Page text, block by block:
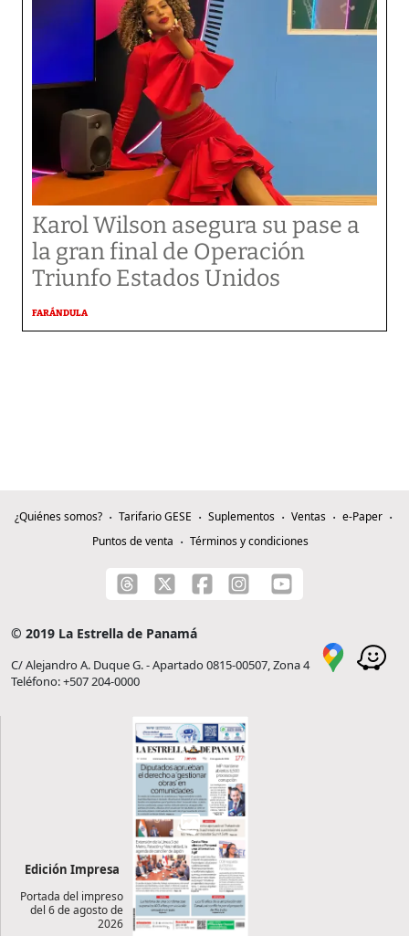
Karol Wilson asegura su pase a
la gran final de Operación
Triunfo Estados Unidos
FARÁNDULA
¿Quiénes somos? Tarifario GESE Suplementos Ventas
e-Paper
Puntos de venta
Términos y condiciones
© 2019 La Estrella de Panamá
C/ Alejandro A. Duque G. - Apartado 0815-00507, Zona 4
Teléfono: +507 204-0000
Edición Impresa
Portada del impreso
del 6 de agosto de
2026